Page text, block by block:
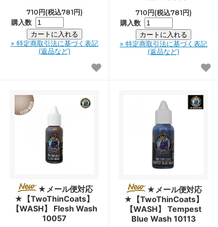
710円(税込781円)
購入数
» 特定商取引法に基づく表記
(返品など)
710円(税込781円)
購入数
» 特定商取引法に基づく表記
(返品など)
★メール便対応
★【TwoThinCoats】
【WASH】 Flesh Wash
10057
★メール便対応
★【TwoThinCoats】
【WASH】 Tempest
Blue Wash 10113